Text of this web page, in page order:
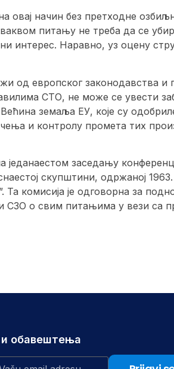
начин без претходне
питању не треба да се
Наравно, уз оцену
од европског законодавства и
СТО, не може се увести
земаља ЕУ, које су
и контролу промета тих
заседању
скупштини, одржаној
Та комисија је одговорна за
СЗО о свим питањима у вези са
обавештења